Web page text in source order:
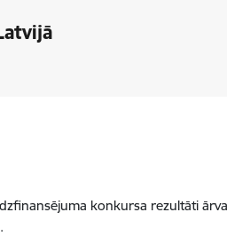
konkursa rezultāti